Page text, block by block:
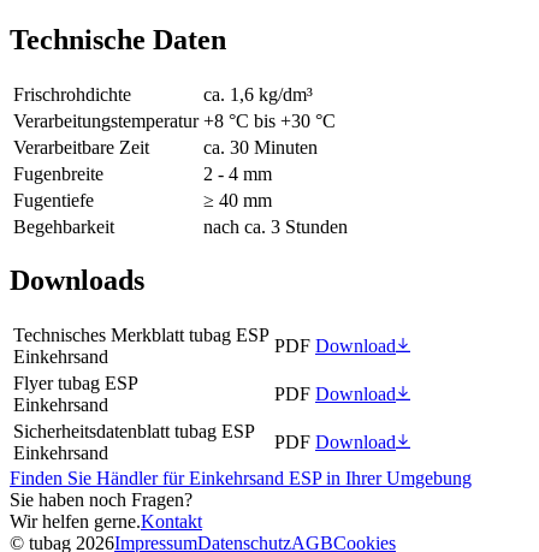
Technische Daten
Frischrohdichte
ca. 1,6 kg/dm³
Verarbeitungstemperatur +8 °C bis +30 °C
Verarbeitbare Zeit
ca. 30 Minuten
Fugenbreite
2 - 4 mm
Fugentiefe
≥ 40 mm
Begehbarkeit
nach ca. 3 Stunden
Downloads
Technisches Merkblatt tubag ESP
Einkehrsand
PDF Download
Flyer tubag ESP
Einkehrsand
PDF Download
Sicherheitsdatenblatt tubag ESP
Einkehrsand
PDF Download
Finden Sie Händler für Einkehrsand ESP in Ihrer Umgebung
Sie haben noch Fragen?
Wir helfen gerne.Kontakt
© tubag 2026ImpressumDatenschutzAGBCookies